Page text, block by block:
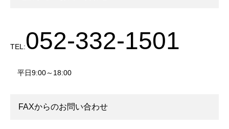
TEL:052-332-1501
平日9:00～18:00
FAXからのお問い合わせ